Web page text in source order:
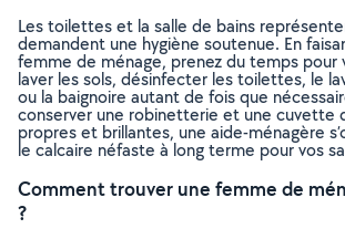
Les toilettes et la salle de bains
demandent une hygiène soutenue. En
femme de ménage, prenez du temps pour
laver les sols, désinfecter les toilettes, le
ou la baignoire autant de fois que
conserver une robinetterie et une cuvette
propres et brillantes, une aide-ménagère
le calcaire néfaste à long terme pour vos
Comment trouver une femme de
?